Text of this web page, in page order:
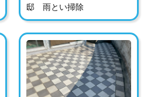
邸 雨とい掃除